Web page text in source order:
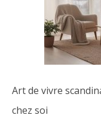
Art de vivre
chez soi